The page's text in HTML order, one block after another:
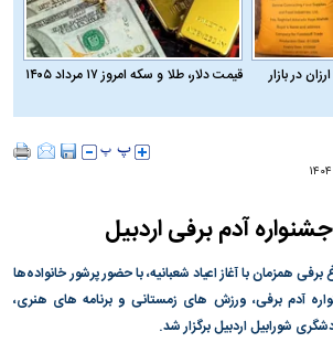
در بازار
قیمت دلار، طلا و سکه امروز ۱۷ مرداد ۱۴۰۵
آدم برفی اردبیل
همزمان با آغاز اعیاد شعبانیه، با حضور پرشور خانواده‌ها
آدم برفی، ورزش های زمستانی و برنامه های هنری،
شورابیل اردبیل برگزار شد.